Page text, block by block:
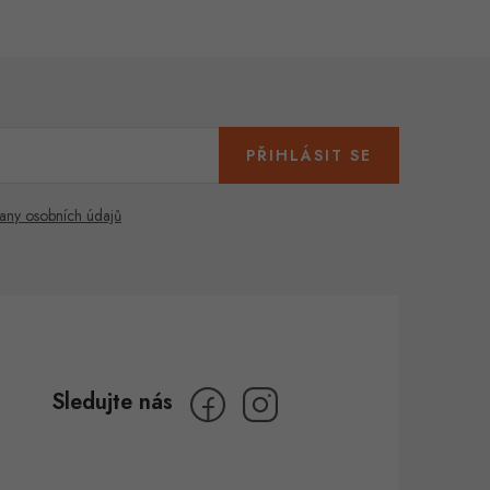
osobních údajů
PŘIHLÁSIT SE